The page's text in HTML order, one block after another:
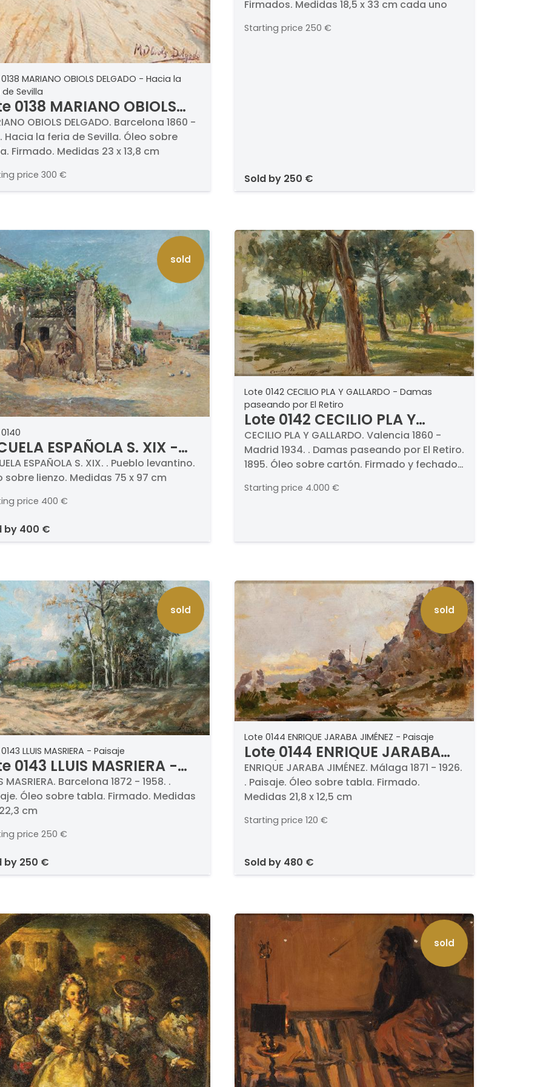
MARIANO OBIOLS DELGADO - Hacia la
Sevilla
0138 MARIANO OBIOLS
- Hacia la feria de
OBIOLS DELGADO. Barcelona 1860 -
. Hacia la feria de Sevilla. Óleo sobre
Firmado. Medidas 23 x 13,8 cm
price 300 €
Firmados. Medidas 18,5 x 33 cm cada uno
Starting price 250 €
sold by 250 €
sold
ESPAÑOLA S. XIX -
levantino
ESPAÑOLA S. XIX. . Pueblo levantino.
sobre lienzo. Medidas 75 x 97 cm
price 400 €
by 400 €
Lote 0142 CECILIO PLA Y GALLARDO - Damas
paseando por El Retiro
Lote 0142 CECILIO PLA Y
GALLARDO - Damas
paseando por El Retiro
CECILIO PLA Y GALLARDO. Valencia 1860 -
Madrid 1934. . Damas paseando por El Retiro.
1895. Óleo sobre cartón. Firmado y fechado
Starting price 4.000 €
sold
LLUIS MASRIERA - Paisaje
0143 LLUIS MASRIERA -
MASRIERA. Barcelona 1872 - 1958. .
Óleo sobre tabla. Firmado. Medidas
cm
price 250 €
by 250 €
sold
Lote 0144 ENRIQUE JARABA JIMÉNEZ - Paisaje
Lote 0144 ENRIQUE JARABA
JIMÉNEZ - Paisaje
ENRIQUE JARABA JIMÉNEZ. Málaga 1871 - 1926.
. Paisaje. Óleo sobre tabla. Firmado.
Medidas 21,8 x 12,5 cm
Starting price 120 €
sold by 480 €
sold